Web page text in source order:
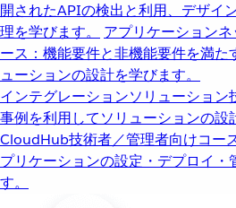
開されたAPIの検出と利用、デザイ
理を学びます。
アプリケーション
ース：機能要件と非機能要件を満た
ューションの設計を学びます。
インテグレーションソリューション
事例を利用してソリューションの設
CloudHub技術者／管理者向けコー
プリケーションの設定・デプロイ・
す。